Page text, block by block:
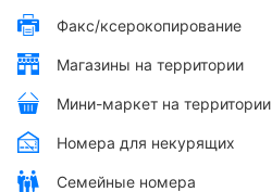
Факс/ксерокопирование
Магазины на территории
Мини-маркет на территории
Номера для некурящих
Семейные номера